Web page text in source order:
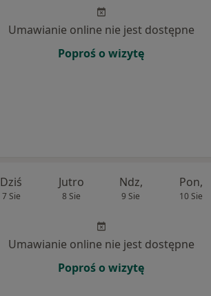
Umawianie online nie jest dostępne
Poproś o wizytę
Dziś
7 Sie
Jutro
8 Sie
Ndz,
9 Sie
Pon,
10 Sie
Umawianie online nie jest dostępne
Poproś o wizytę